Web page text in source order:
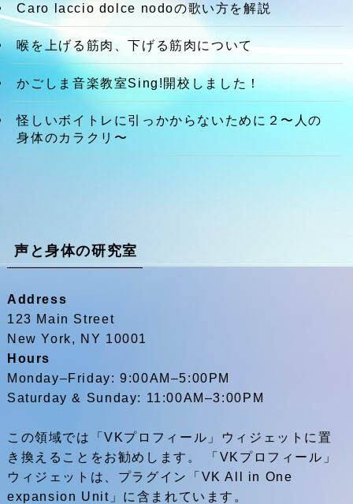
Caro laccio dolce nodoの歌い方を解説
喉を上げる筋肉、下げる筋肉について
かごしま音楽教室Sing!開校しました！
怪しいボイトレに引っかからないために２〜人の
身体のカラクリ〜
声と身体の研究室
Address
123 Main Street
New York, NY 10001
Hours
Monday–Friday: 9:00AM–5:00PM
Saturday & Sunday: 11:00AM–3:00PM
この領域では「VKプロフィール」ウィジェットに置
き換えることをお勧めします。 「VKプロフィール」
ウィジェットは、プラグイン「VK All in One
expansion Unit」に含まれています。